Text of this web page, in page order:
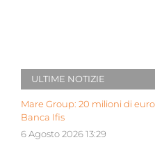
ULTIME NOTIZIE
Mare Group: 20 milioni di
Banca Ifis
6 Agosto 2026 13:29